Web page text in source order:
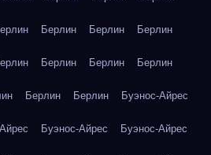
Берлин Берлин Берлин
Берлин Берлин Берлин
Берлин Берлин Буэнос-Айрес
Буэнос-Айрес Буэнос-Айрес